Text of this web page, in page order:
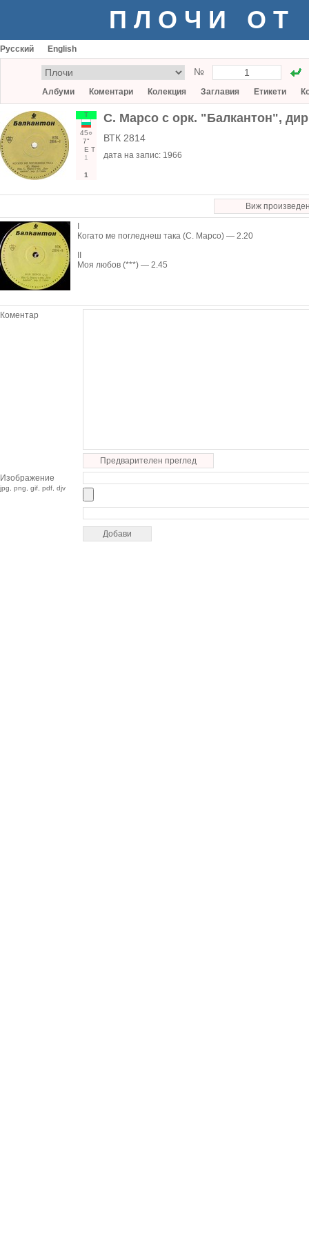
ПЛОЧИ ОТ
Русский English
№
Албуми Коментари Колекция Заглавия Етикети
Т
45○
7"
Е Т
1
1
С. Марсо с орк. "Балкантон",
ВТК 2814
дата на запис: 1966
Виж
Когато ме погледнеш така (С. Марсо) — 2.20
Моя любов (***) — 2.45
Коментар
Предварителен преглед
Изображение
jpg, png, gif, pdf, djv